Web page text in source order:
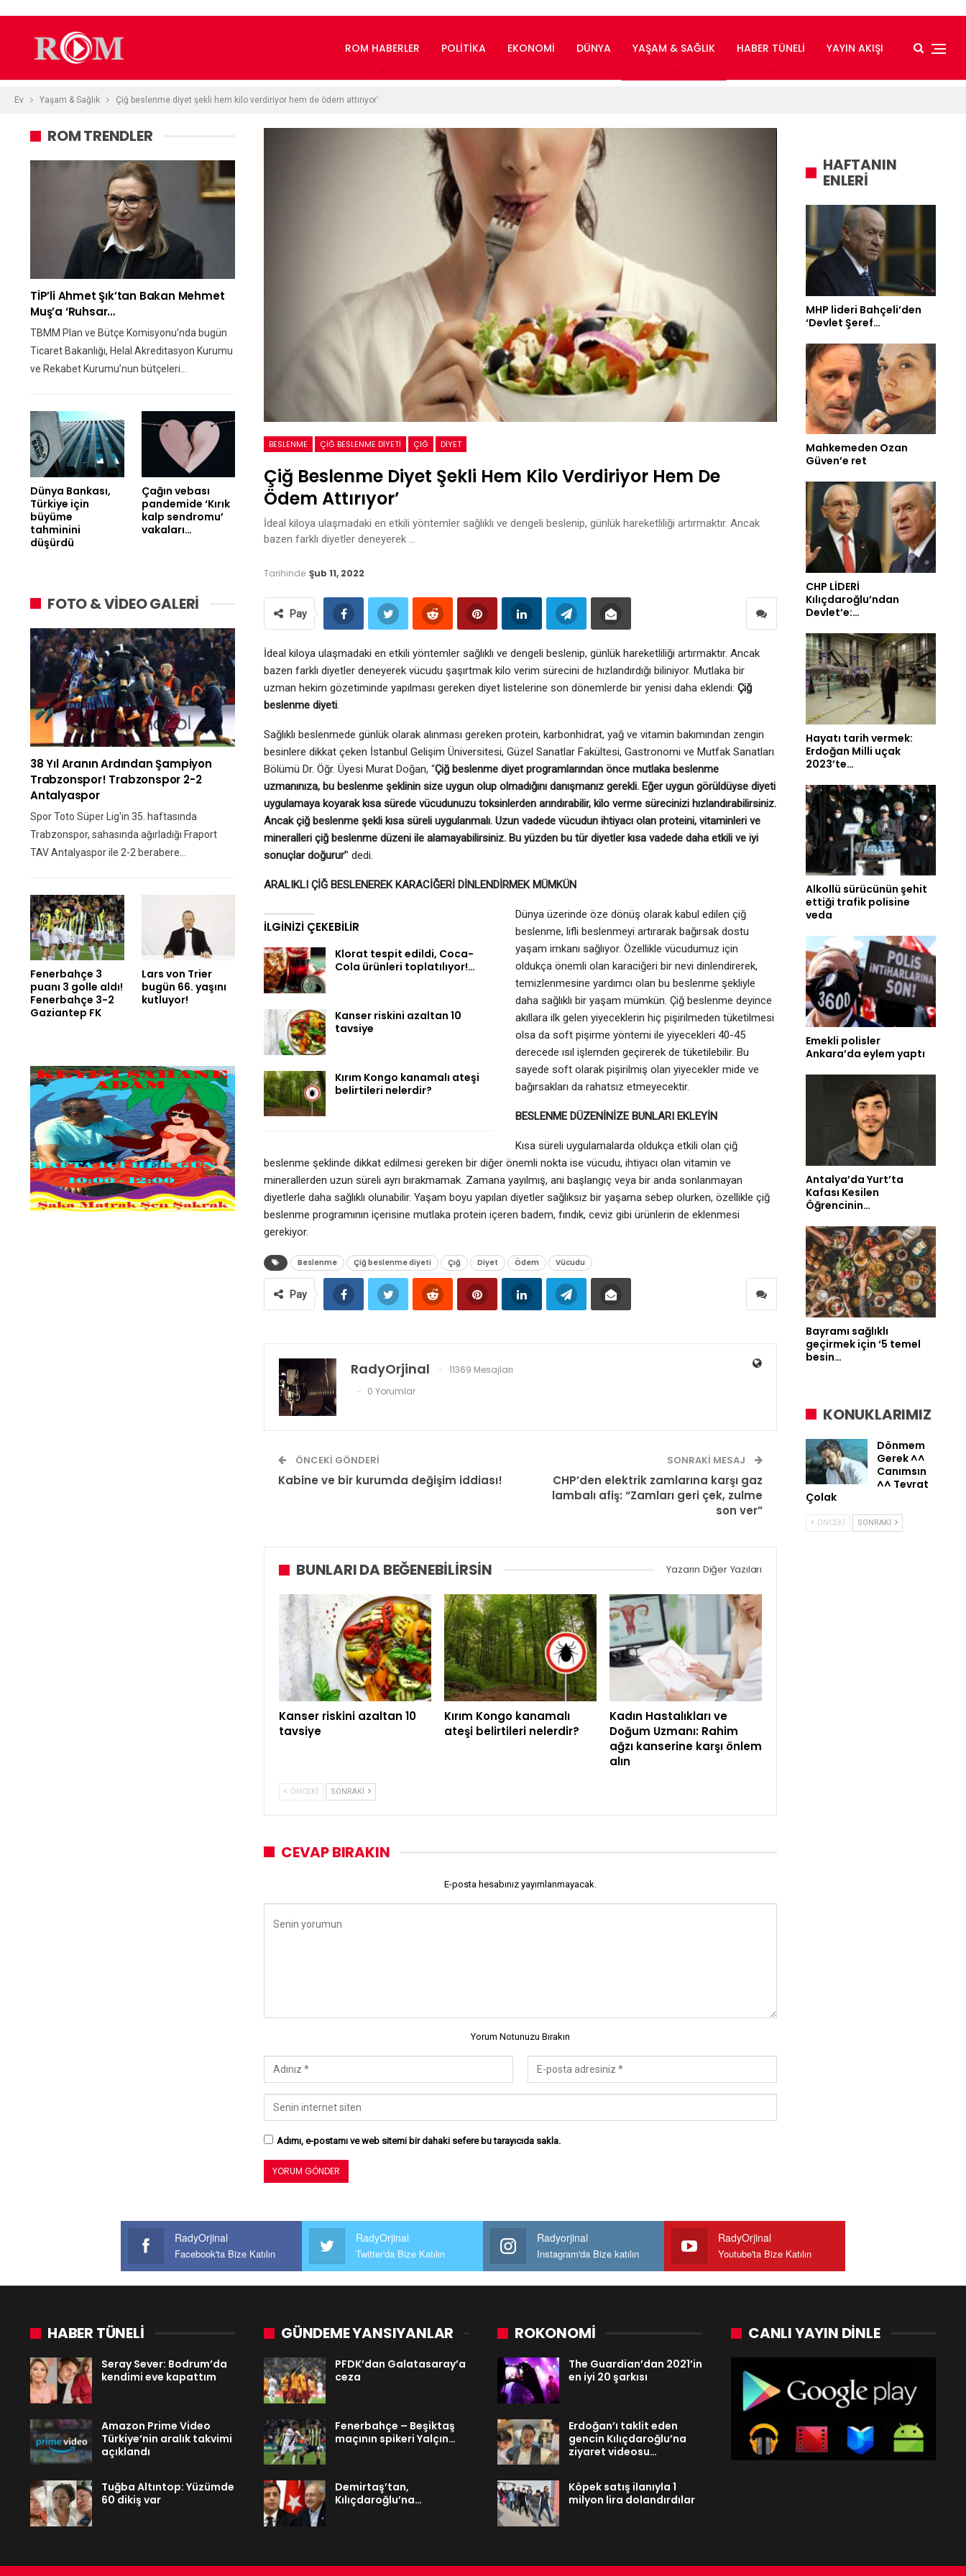
ROM HABERLER POLITIKA EKONOMI DÜNYA YAŞAM & SAĞLIK HABER TÜNELI YAYIN AKIŞI
Ev Yaşam & Sağlık Çiğ beslenme diyet şekli hem kilo verdiriyor hem de ödem attırıyor’
BESLENME ÇIĞ BESLENME DIYETI ÇIĞ DIYET
Çiğ Beslenme Diyet Şekli Hem Kilo Verdiriyor Hem De
Ödem Attırıyor’
İdeal kiloya ulaşmadaki en etkili yöntemler sağlıklı ve dengeli beslenip, günlük hareketliliği artırmaktır. Ancak
bazen farklı diyetler deneyerek …
Tarihinde Şub 11, 2022
Pay
İdeal kiloya ulaşmadaki en etkili yöntemler sağlıklı ve dengeli beslenip, günlük hareketliliği artırmaktır. Ancak
bazen farklı diyetler deneyerek vücudu şaşırtmak kilo verim sürecini de hızlandırdığı biliniyor. Mutlaka bir
uzman hekim gözetiminde yapılması gereken diyet listelerine son dönemlerde bir yenisi daha eklendi: Çiğ
beslenme diyeti.
Sağlıklı beslenmede günlük olarak alınması gereken protein, karbonhidrat, yağ ve vitamin bakımından zengin
besinlere dikkat çeken İstanbul Gelişim Üniversitesi, Güzel Sanatlar Fakültesi, Gastronomi ve Mutfak Sanatları
Bölümü Dr. Öğr. Üyesi Murat Doğan, “Çiğ beslenme diyet programlarından önce mutlaka beslenme
uzmanınıza, bu beslenme şeklinin size uygun olup olmadığını danışmanız gerekli. Eğer uygun görüldüyse diyeti
uygulamaya koyarak kısa sürede vücudunuzu toksinlerden arındırabilir, kilo verme sürecinizi hızlandırabilirsiniz.
Ancak çiğ beslenme şekli kısa süreli uygulanmalı. Uzun vadede vücudun ihtiyacı olan proteini, vitaminleri ve
mineralleri çiğ beslenme düzeni ile alamayabilirsiniz. Bu yüzden bu tür diyetler kısa vadede daha etkili ve iyi
sonuçlar doğurur’’ dedi.
ARALIKLI ÇİĞ BESLENEREK KARACİĞERİ DİNLENDİRMEK MÜMKÜN
İLGINIZI ÇEKEBILIR
Klorat tespit edildi, Coca-
Cola ürünleri toplatılıyor!…
Kanser riskini azaltan 10
tavsiye
Kırım Kongo kanamalı ateşi
belirtileri nelerdir?
Dünya üzerinde öze dönüş olarak kabul edilen çiğ
beslenme, lifli beslenmeyi artırarak bağırsak dostu
yaşam imkanı sağlıyor. Özellikle vücudumuz için
oldukça önemli olan karaciğeri bir nevi dinlendirerek,
temizlenmesine yardımcı olan bu beslenme şekliyle
daha sağlıklı bir yaşam mümkün. Çiğ beslenme deyince
akıllara ilk gelen yiyeceklerin hiç pişirilmeden tüketilmesi
olsa da soft pişirme yöntemi ile yiyecekleri 40-45
derecede ısıl işlemden geçirerek de tüketilebilir. Bu
sayede soft olarak pişirilmiş olan yiyecekler mide ve
bağırsakları da rahatsız etmeyecektir.
BESLENME DÜZENİNİZE BUNLARI EKLEYİN
Kısa süreli uygulamalarda oldukça etkili olan çiğ
beslenme şeklinde dikkat edilmesi gereken bir diğer önemli nokta ise vücudu, ihtiyacı olan vitamin ve
minerallerden uzun süreli ayrı bırakmamak. Zamana yayılmış, ani başlangıç veya bir anda sonlanmayan
diyetlerle daha sağlıklı olunabilir. Yaşam boyu yapılan diyetler sağlıksız bir yaşama sebep olurken, özellikle çiğ
beslenme programının içerisine mutlaka protein içeren badem, fındık, ceviz gibi ürünlerin de eklenmesi
gerekiyor.
Beslenme Çiğ beslenme diyeti Çığ Diyet Ödem Vücudu
Pay
RadyOrjinal
11369 Mesajları
0 Yorumlar
ÖNCEKI GÖNDERI
Kabine ve bir kurumda değişim iddiası!
SONRAKI MESAJ
CHP’den elektrik zamlarına karşı gaz
lambalı afiş: “Zamları geri çek, zulme
son ver”
BUNLARI DA BEĞENEBILIRSIN Yazarın Diğer Yazıları
Kanser riskini azaltan 10
tavsiye
Kırım Kongo kanamalı
ateşi belirtileri nelerdir?
Kadın Hastalıkları ve
Doğum Uzmanı: Rahim
ağzı kanserine karşı önlem
alın
ÖNCEKI SONRAKI
CEVAP BIRAKIN
E-posta hesabınız yayımlanmayacak.
Yorum Notunuzu Bırakın
Adımı, e-postamı ve web sitemi bir dahaki sefere bu tarayıcıda sakla.
ROM TRENDLER
TİP’li Ahmet Şık’tan Bakan Mehmet
Muş’a ‘Ruhsar…
TBMM Plan ve Bütçe Komisyonu’nda bugün
Ticaret Bakanlığı, Helal Akreditasyon Kurumu
ve Rekabet Kurumu’nun bütçeleri…
Dünya Bankası,
Türkiye için
büyüme
tahminini
düşürdü
Çağın vebası
pandemide ‘Kırık
kalp sendromu’
vakaları…
FOTO & VİDEO GALERİ
38 Yıl Aranın Ardından Şampiyon
Trabzonspor! Trabzonspor 2-2
Antalyaspor
Spor Toto Süper Lig'in 35. haftasında
Trabzonspor, sahasında ağırladığı Fraport
TAV Antalyaspor ile 2-2 berabere…
Fenerbahçe 3
puanı 3 golle aldı!
Fenerbahçe 3-2
Gaziantep FK
Lars von Trier
bugün 66. yaşını
kutluyor!
HAFTANIN
ENLERİ
MHP lideri Bahçeli’den
‘Devlet Şeref…
Mahkemeden Ozan
Güven’e ret
CHP LİDERİ
Kılıçdaroğlu’ndan
Devlet’e:…
Hayatı tarih vermek:
Erdoğan Milli uçak
2023’te…
Alkollü sürücünün şehit
ettiği trafik polisine
veda
Emekli polisler
Ankara’da eylem yaptı
Antalya’da Yurt’ta
Kafası Kesilen
Öğrencinin…
Bayramı sağlıklı
geçirmek için ‘5 temel
besin…
KONUKLARIMIZ
Dönmem
Gerek ^^
Canımsın
^^ Tevrat
Çolak
ÖNCEKI SONRAKI
RadyOrjinal
Facebook'ta Bize Katılın
RadyOrjinal
Twitter'da Bize Katılın
Radyorjinal
Instagram'da Bize katılın
RadyOrjinal
Youtube'ta Bize Katılın
HABER TÜNELİ
Seray Sever: Bodrum’da
kendimi eve kapattım
Amazon Prime Video
Türkiye’nin aralık takvimi
açıklandı
Tuğba Altıntop: Yüzümde
60 dikiş var
GÜNDEME YANSIYANLAR
PFDK’dan Galatasaray’a
ceza
Fenerbahçe – Beşiktaş
maçının spikeri Yalçın…
Demirtaş’tan,
Kılıçdaroğlu’na…
ROKONOMİ
The Guardian’dan 2021’in
en iyi 20 şarkısı
Erdoğan’ı taklit eden
gencin Kılıçdaroğlu’na
ziyaret videosu…
Köpek satış ilanıyla 1
milyon lira dolandırdılar
CANLI YAYIN DINLE